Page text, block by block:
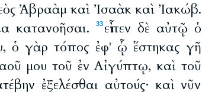
Ἀβραὰμ καὶ Ἰσαὰκ καὶ Ἰακώβ.
κατανοῆσαι.
33 εἶπεν δὲ αὐτῷ ὁ
ὁ γὰρ τόπος ἐφ' ᾧ ἕστηκας γῆ
μου τοῦ ἐν Αἰγύπτῳ, καὶ τοῦ
ἐξελέσθαι αὐτούς· καὶ νῦν